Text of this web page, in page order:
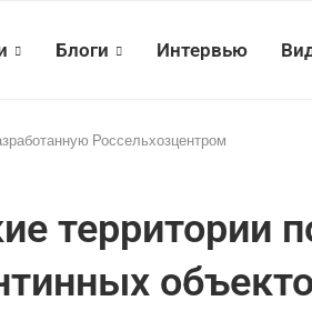
Блоги Интервью
Россельхозцентром
территории